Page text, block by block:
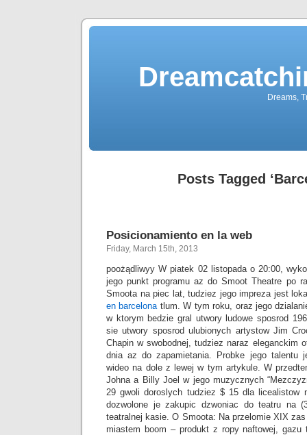
Dreams,
Posts Tagged
Posicionamiento en la web
Friday, March 15th, 2013
poożądliwyy W piatek 02 listopada o 20:00,
jego punkt programu az do Smoot Theatre po
Smoota na piec lat, tudziez jego impreza jest
en barcelonatlum. W tym roku, oraz jego
w ktorym bedzie gral utwory ludowe sposrod
sie utwory sposrod ulubionych artystow Jim
Chapin w swobodnej, tudziez naraz eleganckim
dnia az do zapamietania. Probke jego talentu
wideo na dole z lewej w tym artykule. W
Johna a Billy Joel w jego muzycznych
29 gwoli doroslych tudziez $ 15 dla licealistow
dozwolone je zakupic dzwoniac do teatru na
teatralnej kasie. O Smoota: Na przelomie XIX
miastem boom – produkt z ropy naftowej, gazu